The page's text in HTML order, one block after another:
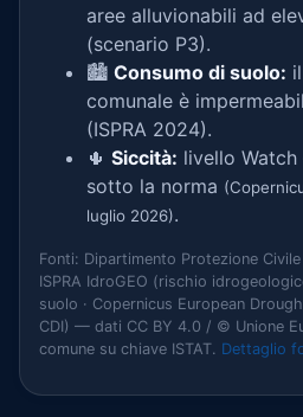
aree alluvionabili ad
(scenario P3).
🏙️ Consumo di suolo:
comunale è
(ISPRA 2024).
🌵 Siccità: livello
sotto la norma
luglio 2026).
Fonti: Dipartimento Protezione
ISPRA IdroGEO (rischio
suolo · Copernicus European
CDI) — dati CC BY 4.0 / © Unione
comune su chiave ISTAT. Dettaglio